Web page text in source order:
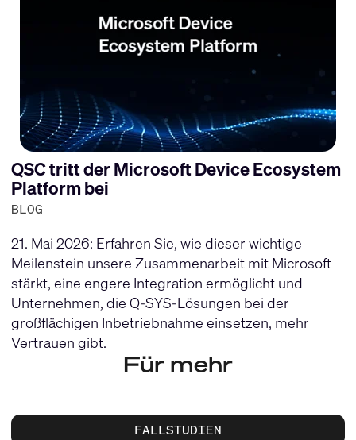
QSC tritt der Microsoft Device Ecosystem
Platform bei
BLOG
21. Mai 2026: Erfahren Sie, wie dieser wichtige
Meilenstein unsere Zusammenarbeit mit Microsoft
stärkt, eine engere Integration ermöglicht und
Unternehmen, die Q-SYS-Lösungen bei der
großflächigen Inbetriebnahme einsetzen, mehr
Vertrauen gibt.
Für mehr
FALLSTUDIEN